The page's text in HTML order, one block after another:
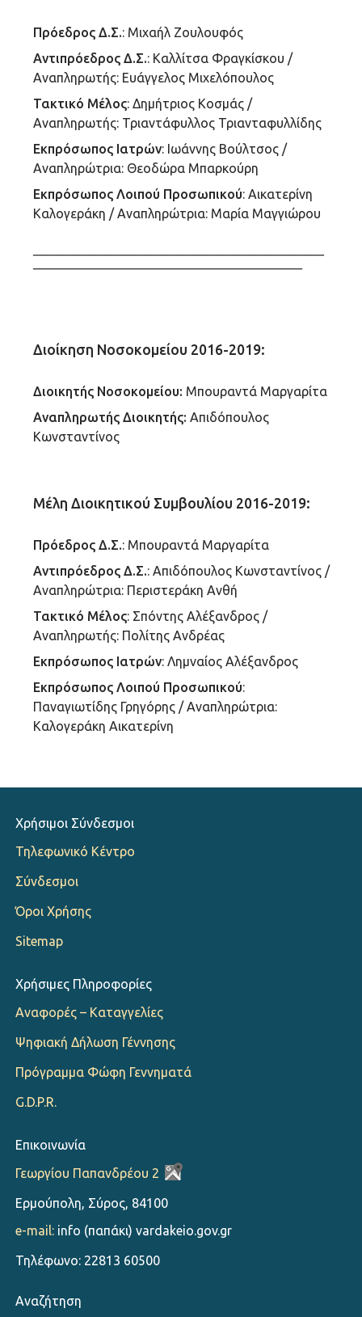
Πρόεδρος Δ.Σ.: Μιχαήλ Ζουλουφός
Αντιπρόεδρος Δ.Σ.: Καλλίτσα Φραγκίσκου /
Αναπληρωτής: Ευάγγελος Μιχελόπουλος
Τακτικό Μέλος: Δημήτριος Κοσμάς /
Αναπληρωτής: Τριαντάφυλλος Τριανταφυλλίδης
Εκπρόσωπος Ιατρών: Ιωάννης Βούλτσος /
Αναπληρώτρια: Θεοδώρα Μπαρκούρη
Εκπρόσωπος Λοιπού Προσωπικού: Αικατερίνη
Καλογεράκη / Αναπληρώτρια: Μαρία Μαγγιώρου
————————————————————
——————————————————–
Διοίκηση Νοσοκομείου 2016-2019:
Διοικητής Νοσοκομείου: Μπουραντά Μαργαρίτα
Αναπληρωτής Διοικητής:Απιδόπουλος
Κωνσταντίνος
Μέλη Διοικητικού Συμβουλίου 2016-2019:
Πρόεδρος Δ.Σ.: Μπουραντά Μαργαρίτα
Αντιπρόεδρος Δ.Σ.: Απιδόπουλος Κωνσταντίνος /
Αναπληρώτρια: Περιστεράκη Ανθή
Τακτικό Μέλος: Σπόντης Αλέξανδρος /
Αναπληρωτής: Πολίτης Ανδρέας
Εκπρόσωπος Ιατρών: Λημναίος Αλέξανδρος
Εκπρόσωπος Λοιπού Προσωπικού:
Παναγιωτίδης Γρηγόρης / Αναπληρώτρια:
Καλογεράκη Αικατερίνη
Χρήσιμοι Σύνδεσμοι
Τηλεφωνικό Κέντρο
Σύνδεσμοι
Όροι Χρήσης
Sitemap
Χρήσιμες Πληροφορίες
Αναφορές – Καταγγελίες
Ψηφιακή Δήλωση Γέννησης
Πρόγραμμα Φώφη Γεννηματά
G.D.P.R.
Επικοινωνία
Γεωργίου Παπανδρέου 2
Ερμούπολη, Σύρος, 84100
e-mail:info (παπάκι) vardakeio.gov.gr
Τηλέφωνο: 22813 60500
Αναζήτηση